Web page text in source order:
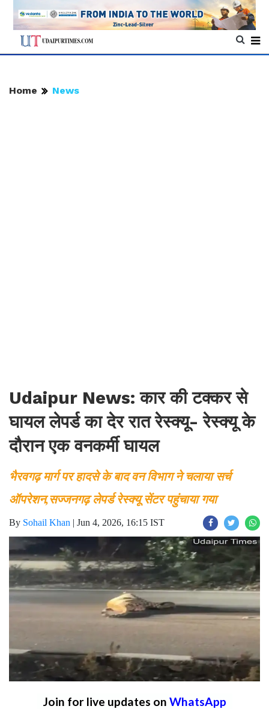
Home News
Udaipur News: कार की टक्कर से
घायल लेपर्ड का देर रात रेस्क्यू- रेस्क्यू के
दौरान एक वनकर्मी घायल
भैरवगढ़ मार्ग पर हादसे के बाद वन विभाग ने चलाया सर्च
ऑपरेशन,सज्जनगढ़ लेपर्ड रेस्क्यू सेंटर पहुंचाया गया
By Sohail Khan | Jun 4, 2026, 16:15 IST
Join for live updates on WhatsApp